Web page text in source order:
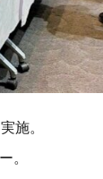
施。
。